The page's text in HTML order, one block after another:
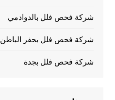
شركة فحص فلل بالدوادمي
شركة فحص فلل بحفر الباطن
شركة فحص فلل بجدة